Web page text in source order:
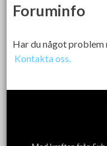
Foruminfo
Har du något problem
Kontakta oss.